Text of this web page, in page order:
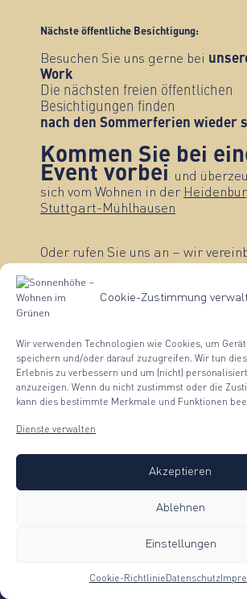
Cookie-Zustimmung
Wir verwenden Technologien wie Cookies, um
speichern und/oder darauf zuzugreifen. Wir tun
Erlebnis zu verbessern und um (nicht)
anzuzeigen. Wenn du nicht zustimmst oder die
kann dies bestimmte Merkmale und Funktionen
Dienste verwalten
Akzeptieren
Ablehnen
Einstellungen
Cookie-RichtlinieDatenschutz
Nächste öffentliche Besichtigung:
Besuchen Sie uns gerne bei
Work
Die nächsten freien öffentlichen
Besichtigungen finden
nach den Sommerferien wieder
Kommen Sie bei
Event vorbei und
sich vom Wohnen in der
Stuttgart-Mühlhausen
Oder rufen Sie uns an – wir
individuellen
50 50-0
AUSSENVISUALISIERUNG
Sonnenhöhe